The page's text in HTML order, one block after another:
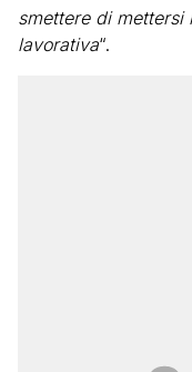
smettere di mettersi
lavorativa“.